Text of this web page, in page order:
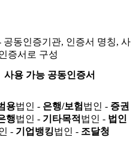
동인증기관, 인증서 명칭, 사
증서로 구성
사용 가능 공동인증서
용법인 - 은행/보험 법인 - 증권
행법인 - 기타목적 법인 - 법인
- 기업뱅킹법인 - 조달청